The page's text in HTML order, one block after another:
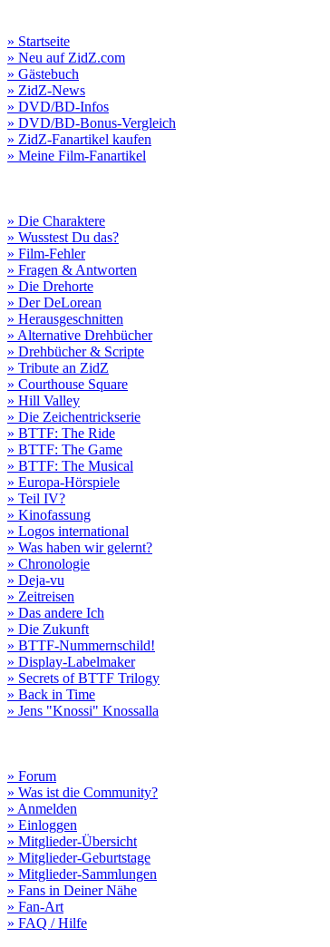
» Startseite
» Neu auf ZidZ.com
» Gästebuch
» ZidZ-News
» DVD/BD-Infos
» DVD/BD-Bonus-Vergleich
» ZidZ-Fanartikel kaufen
» Meine Film-Fanartikel
» Die Charaktere
» Wusstest Du das?
» Film-Fehler
» Fragen & Antworten
» Die Drehorte
» Der DeLorean
» Herausgeschnitten
» Alternative Drehbücher
» Drehbücher & Scripte
» Tribute an ZidZ
» Courthouse Square
» Hill Valley
» Die Zeichentrickserie
» BTTF: The Ride
» BTTF: The Game
» BTTF: The Musical
» Europa-Hörspiele
» Teil IV?
» Kinofassung
» Logos international
» Was haben wir gelernt?
» Chronologie
» Deja-vu
» Zeitreisen
» Das andere Ich
» Die Zukunft
» BTTF-Nummernschild!
» Display-Labelmaker
» Secrets of BTTF Trilogy
» Back in Time
» Jens "Knossi" Knossalla
» Forum
» Was ist die Community?
» Anmelden
» Einloggen
» Mitglieder-Übersicht
» Mitglieder-Geburtstage
» Mitglieder-Sammlungen
» Fans in Deiner Nähe
» Fan-Art
» FAQ / Hilfe